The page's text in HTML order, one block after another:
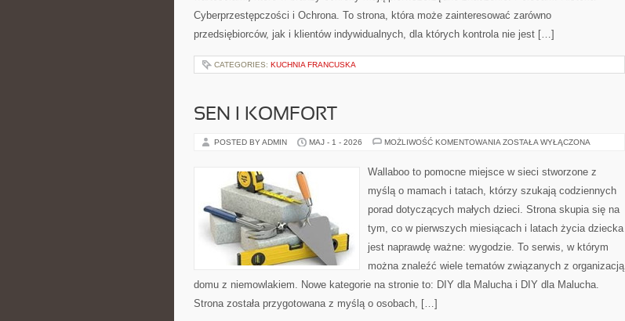
Cyberprzestępczości i Ochrona. To strona, która może zainteresować zarówno
przedsiębiorców, jak i klientów indywidualnych, dla których kontrola nie jest […]
CATEGORIES: KUCHNIA FRANCUSKA
SEN I KOMFORT
POSTED BY ADMIN MAJ - 1 - 2026 MOŻLIWOŚĆ KOMENTOWANIA SEN
ZOSTAŁA WYŁĄCZONA
Wallaboo to pomocne miejsce w sieci stworzone z
myślą o mamach i tatach, którzy szukają codziennych
porad dotyczących małych dzieci. Strona skupia się na
tym, co w pierwszych miesiącach i latach życia dziecka
jest naprawdę ważne: wygodzie. To serwis, w którym
można znaleźć wiele tematów związanych z organizacją
domu z niemowlakiem. Nowe kategorie na stronie to: DIY dla Malucha i DIY dla Malucha.
Strona została przygotowana z myślą o osobach, […]